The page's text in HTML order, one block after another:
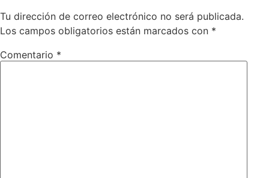
Tu dirección de correo electrónico no será publicada.
Los campos obligatorios están marcados con *
Comentario *